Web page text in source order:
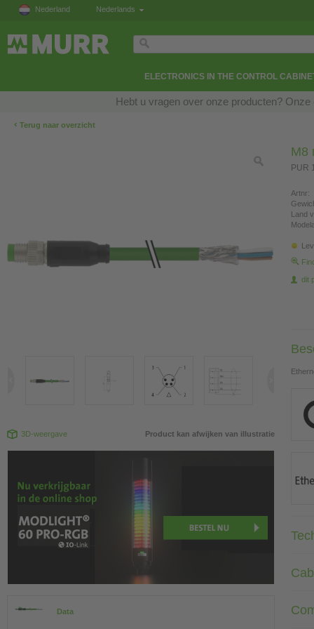
Nederland Nederlands
ELECTRONICS IN THE CONTROL
Hebt u vragen over onze producten?
‹ Terug naar overzicht
3D-weergave Product kan afwijken van illustratie
Data
M8
PUR
Artnr:
Land
dit